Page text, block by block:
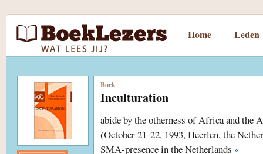
Home Leden
Boek
Inculturation
abide by the otherness of Africa and the
(October 21-22, 1993, Heerlen, the
SMA-presence in the Netherlands «